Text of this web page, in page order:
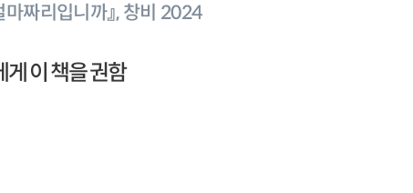
짜리입니까』, 창비 2024
이 책을 권함